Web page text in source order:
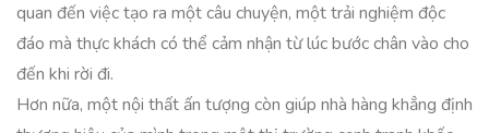
quan đến việc tạo ra một câu chuyện, một trải nghiệm độc
đáo mà thực khách có thể cảm nhận từ lúc bước chân vào cho
đến khi rời đi.
Hơn nữa, một nội thất ấn tượng còn giúp nhà hàng khẳng định